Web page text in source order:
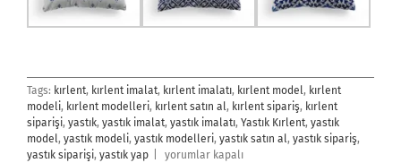
Tags: kırlent, kırlent imalat, kırlent imalatı, kırlent model, kırlent
modeli, kırlent modelleri, kırlent satın al, kırlent sipariş, kırlent
siparişi, yastık, yastık imalat, yastık imalatı, Yastık Kırlent, yastık
model, yastık modeli, yastık modelleri, yastık satın al, yastık sipariş,
yastık siparişi, yastık yap
Yastık,
yorumlar kapalı